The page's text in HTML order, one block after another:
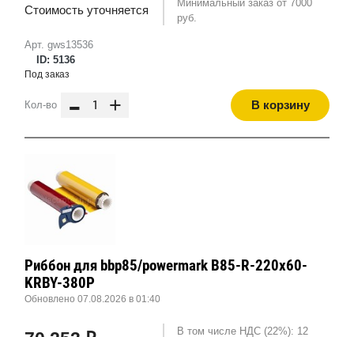
Арт. gws13536
ID: 5136
Стоимость уточняется
Минимальный заказ от 7000
руб.
Под заказ
Кол-во - + В корзину
Риббон для bbp85/powermark B85-R-220x60-
KRBY-380P
Обновлено 07.08.2026 в 01:40
В том числе НДС (22%): 12